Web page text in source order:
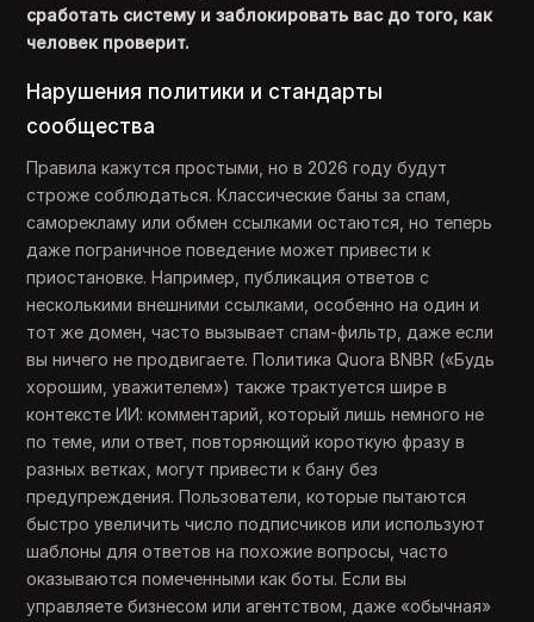
сработать систему и заблокировать вас до того, как
человек проверит.
Нарушения политики и стандарты
сообщества
Правила кажутся простыми, но в 2026 году будут
строже соблюдаться. Классические баны за спам,
саморекламу или обмен ссылками остаются, но теперь
даже пограничное поведение может привести к
приостановке. Например, публикация ответов с
несколькими внешними ссылками, особенно на один и
тот же домен, часто вызывает спам-фильтр, даже если
вы ничего не продвигаете. Политика Quora BNBR («Будь
хорошим, уважителем») также трактуется шире в
контексте ИИ: комментарий, который лишь немного не
по теме, или ответ, повторяющий короткую фразу в
разных ветках, могут привести к бану без
предупреждения. Пользователи, которые пытаются
быстро увеличить число подписчиков или используют
шаблоны для ответов на похожие вопросы, часто
оказываются помеченными как боты. Если вы
управляете бизнесом или агентством, даже «обычная»